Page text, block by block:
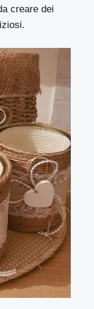
creare dei